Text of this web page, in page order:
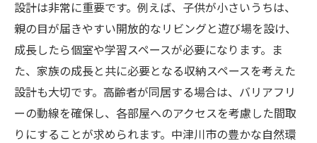
設計は非常に重要です。例えば、子供が小さいうちは、
親の目が届きやすい開放的なリビングと遊び場を設け、
成長したら個室や学習スペースが必要になります。ま
た、家族の成長と共に必要となる収納スペースを考えた
設計も大切です。高齢者が同居する場合は、バリアフリ
ーの動線を確保し、各部屋へのアクセスを考慮した間取
りにすることが求められます。中津川市の豊かな自然環